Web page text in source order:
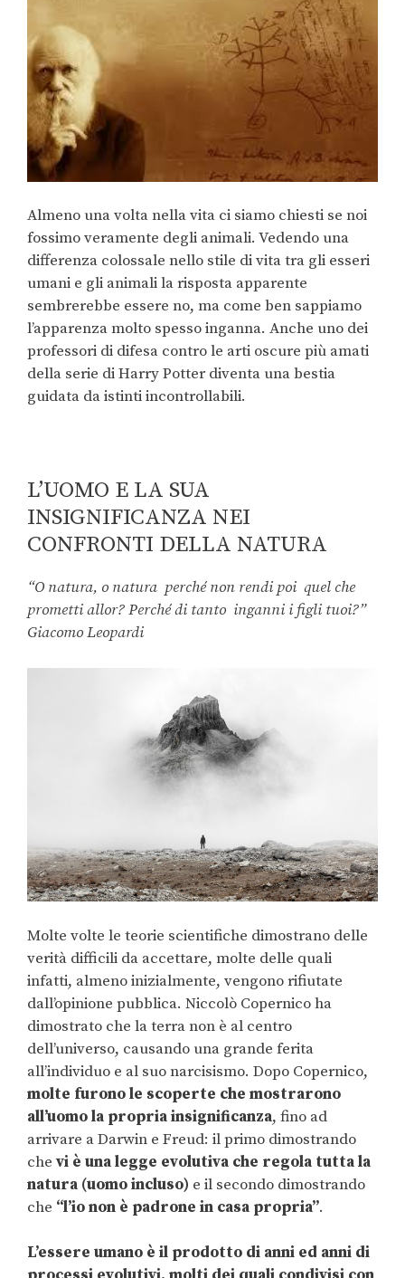
Almeno una volta nella vita ci siamo chiesti se noi
fossimo veramente degli animali. Vedendo una
differenza colossale nello stile di vita tra gli esseri
umani e gli animali la risposta apparente
sembrerebbe essere no, ma come ben sappiamo
l’apparenza molto spesso inganna. Anche uno dei
professori di difesa contro le arti oscure più amati
della serie di Harry Potter diventa una bestia
guidata da istinti incontrollabili.
L’UOMO E LA SUA
INSIGNIFICANZA NEI
CONFRONTI DELLA NATURA
“O natura, o natura perché non rendi poi quel che
prometti allor? Perché di tanto inganni i figli tuoi?”
Giacomo Leopardi
Molte volte le teorie scientifiche dimostrano delle
verità difficili da accettare, molte delle quali
infatti, almeno inizialmente, vengono rifiutate
dall’opinione pubblica. Niccolò Copernico ha
dimostrato che la terra non è al centro
dell’universo, causando una grande ferita
all’individuo e al suo narcisismo. Dopo Copernico,
molte furono le scoperte che mostrarono
all’uomo la propria insignificanza, fino ad
arrivare a Darwin e Freud: il primo dimostrando
che vi è una legge evolutiva che regola tutta la
natura (uomo incluso) e il secondo dimostrando
che “l’io non è padrone in casa propria”.
L’essere umano è il prodotto di anni ed anni di